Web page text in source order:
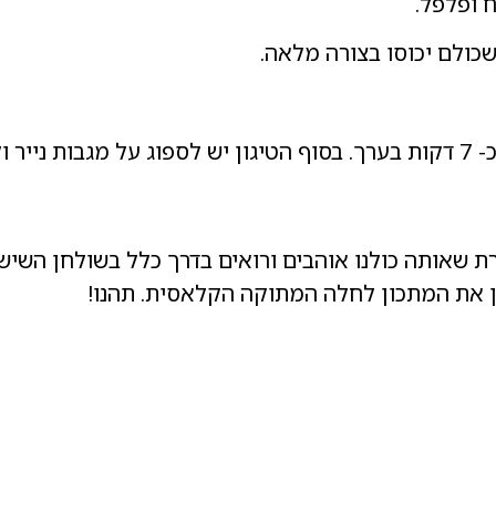
כולנו אוהבים ורואים בדרך כלל בשולחן השישי.
את המתכון לחלה המתוקה הקלאסית. תהנו!